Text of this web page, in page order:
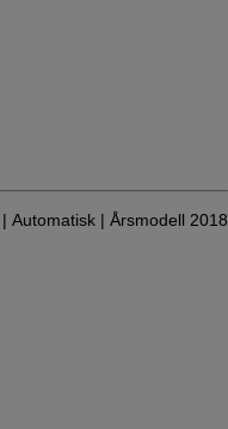
| Automatisk | Årsmodell 2018